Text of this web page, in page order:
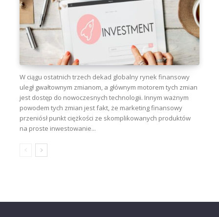
W ciągu ostatnich trzech dekad globalny rynek finansowy
uległ gwałtownym zmianom, a głównym motorem tych zmian
jest dostęp do nowoczesnych technologii. Innym ważnym
powodem tych zmian jest fakt, że marketing finansowy
przeniósł punkt ciężkości ze skomplikowanych produktów
na proste inwestowanie...